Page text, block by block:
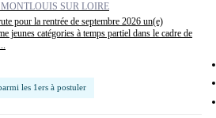
SUR LOIRE
pour la rentrée de septembre 2026 un(e)
jeunes catégories à temps partiel dans le cadre de
les 1ers à postuler